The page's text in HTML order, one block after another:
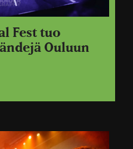
Fest tuo
Ouluun